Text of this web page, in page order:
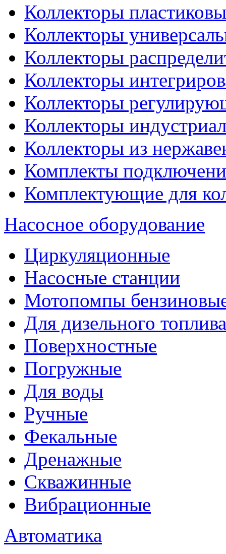
Коллекторы
Коллекторы
Коллекторы
Коллекторы
Коллекторы
Коллекторы
Коллекторы из
Комплекты
Комплектующие для
Насосное оборудование
Циркуляционные
Насосные станции
Мотопомпы
Для дизельного топлива
Поверхностные
Погружные
Для воды
Ручные
Фекальные
Дренажные
Скважинные
Вибрационные
Автоматика